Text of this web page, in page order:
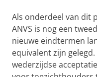
Als onderdeel van dit
ANVS is nog een
nieuwe eindtermen
equivalent zijn
wederzijdse